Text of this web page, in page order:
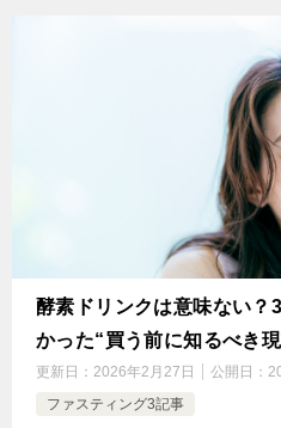
酵素ドリンクは意味ない？
かった“買う前に知るべき
更新日： 2026年2月27日 公開日：
ファスティング3記事